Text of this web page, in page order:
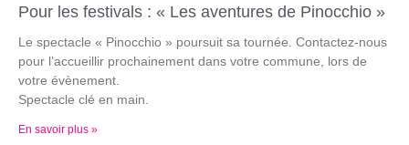
Pour les festivals : « Les aventures de Pinocchio »
Le spectacle « Pinocchio » poursuit sa tournée. Contactez-nous
pour l’accueillir prochainement dans votre commune, lors de
votre évènement.
Spectacle clé en main.
En savoir plus »